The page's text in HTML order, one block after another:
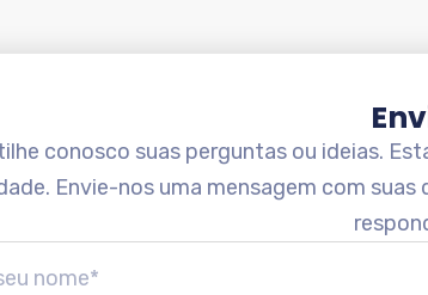
conosco suas perguntas ou ideias.
Envie-nos uma mensagem com